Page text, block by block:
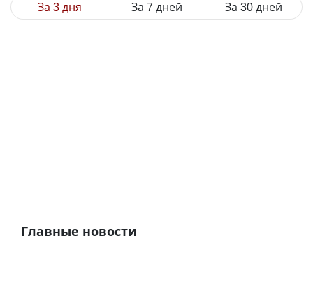
За 3 дня За 7 дней За 30 дней
Главные новости